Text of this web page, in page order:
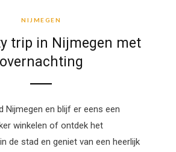
NIJMEGEN
trip in Nijmegen met
overnachting
Nijmegen en blijf er eens een
winkelen of ontdek het
de stad en geniet van een heerlijk